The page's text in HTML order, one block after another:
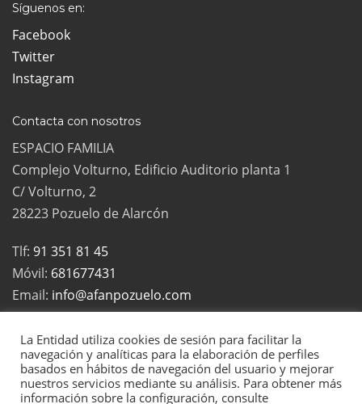
Síguenos en:
Facebook
Twitter
Instagram
Contacta con nosotros
ESPACIO FAMILIA
Complejo Volturno, Edificio Auditorio planta 1
C/ Volturno, 2
28223 Pozuelo de Alarcón
Tlf: 91 351 81 45
Móvil: 681677431
Email: info@afanpozuelo.com
2022 Todos los derechos reservados | La Asociación de Familias
Numerosas de Pozuelo es una asociación sin ánimo de lucro, inscrita
La Entidad utiliza cookies de sesión para facilitar la
navegación y analíticas para la elaboración de perfiles
basados en hábitos de navegación del usuario y mejorar
nuestros servicios mediante su análisis. Para obtener más
información sobre la configuración, consulte